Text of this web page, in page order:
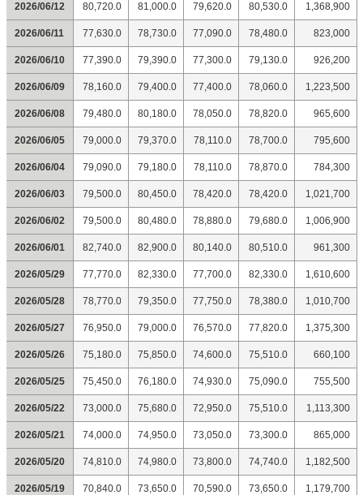
2026/06/12 80,720.0 81,000.0 79,620.0 80,530.0 1,368,900
2026/06/11 77,630.0 78,730.0 77,090.0 78,480.0 823,000
2026/06/10 77,390.0 79,390.0 77,300.0 79,130.0 926,200
2026/06/09 78,160.0 79,400.0 77,400.0 78,060.0 1,223,500
2026/06/08 79,480.0 80,180.0 78,050.0 78,820.0 965,600
2026/06/05 79,000.0 79,370.0 78,110.0 78,700.0 795,600
2026/06/04 79,090.0 79,180.0 78,110.0 78,870.0 784,300
2026/06/03 79,500.0 80,450.0 78,420.0 78,420.0 1,021,700
2026/06/02 79,500.0 80,480.0 78,880.0 79,680.0 1,006,900
2026/06/01 82,740.0 82,900.0 80,140.0 80,510.0 961,300
2026/05/29 77,770.0 82,330.0 77,700.0 82,330.0 1,610,600
2026/05/28 78,770.0 79,350.0 77,750.0 78,380.0 1,010,700
2026/05/27 76,950.0 79,000.0 76,570.0 77,820.0 1,375,300
2026/05/26 75,180.0 75,850.0 74,600.0 75,510.0 660,100
2026/05/25 75,450.0 76,180.0 74,930.0 75,090.0 755,500
2026/05/22 73,000.0 75,680.0 72,950.0 75,510.0 1,113,300
2026/05/21 74,000.0 74,950.0 73,050.0 73,300.0 865,000
2026/05/20 74,810.0 74,980.0 73,800.0 74,740.0 1,182,500
2026/05/19 70,840.0 73,650.0 70,590.0 73,650.0 1,179,700